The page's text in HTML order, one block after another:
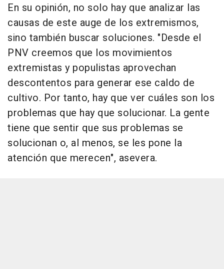
En su opinión, no solo hay que analizar las
causas de este auge de los extremismos,
sino también buscar soluciones. "Desde el
PNV creemos que los movimientos
extremistas y populistas aprovechan
descontentos para generar ese caldo de
cultivo. Por tanto, hay que ver cuáles son los
problemas que hay que solucionar. La gente
tiene que sentir que sus problemas se
solucionan o, al menos, se les pone la
atención que merecen", asevera.